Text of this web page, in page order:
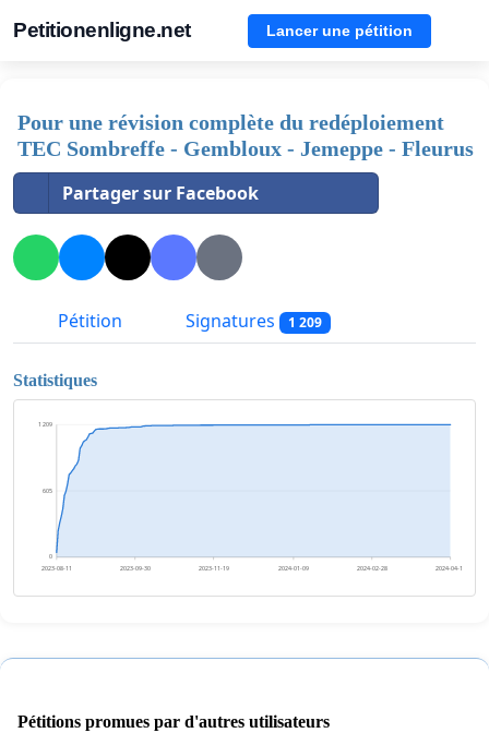
Petitionenligne.net Lancer une pétition
Pour une révision complète du redéploiement
TEC Sombreffe - Gembloux - Jemeppe - Fleurus
Partager sur Facebook
Pétition Signatures 1 209
Statistiques
0
605
1 209
2023-08-11 2023-09-30 2023-11-19 2024-01-09 2024-02-28 2024-04-18
Pétitions promues par d'autres utilisateurs